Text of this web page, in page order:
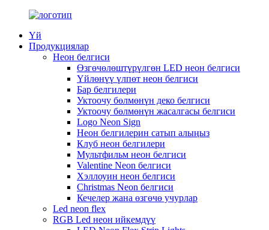
Үй
Продукциялар
Неон белгиси
Өзгөчөлөштүрүлгөн LED неон белгиси
Үйлөнүү үлпөт неон белгиси
Бар белгилери
Уктоочу бөлмөнүн деко белгиси
Уктоочу бөлмөнүн жасалгасы белгиси
Logo Neon Sign
Неон белгилерин сатып алыңыз
Клуб неон белгилери
Мультфильм неон белгиси
Valentine Neon белгиси
Хэллоуин неон белгиси
Christmas Neon белгиси
Кечелер жана өзгөчө учурлар
Led neon flex
RGB Led неон ийкемдүү